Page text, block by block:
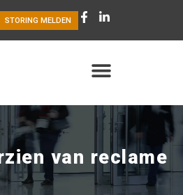
STORING MELDEN
van reclame